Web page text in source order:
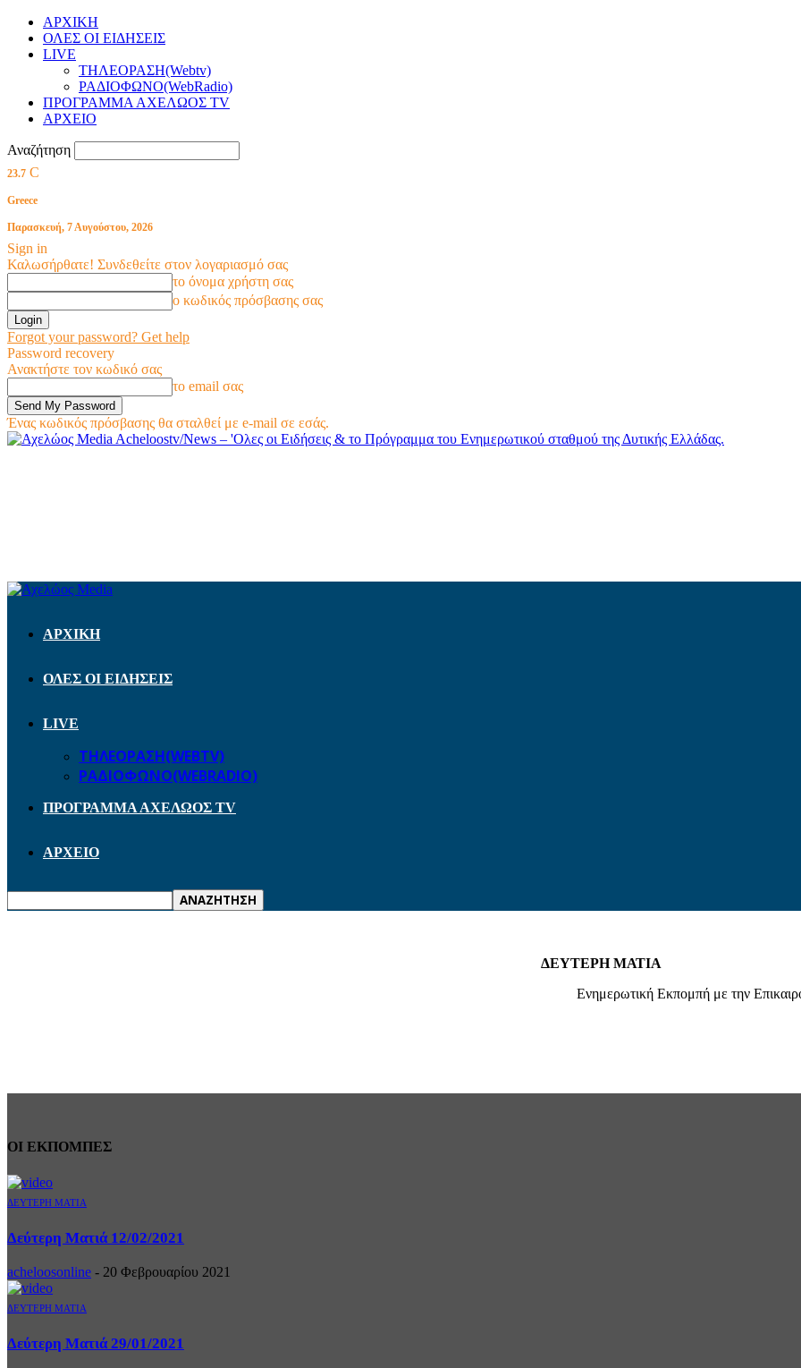
ΑΡΧΙΚΗ
ΟΛΕΣ ΟΙ ΕΙΔΗΣΕΙΣ
LIVE
ΤΗΛΕΟΡΑΣΗ(Webtv)
ΡΑΔΙΟΦΩΝΟ(WebRadio)
ΠΡΟΓΡΑΜΜΑ ΑΧΕΛΩΟΣ TV
ΑΡΧΕΙΟ
Αναζήτηση
23.7 C
Greece
Παρασκευή, 7 Αυγούστου, 2026
Sign in
Καλωσήρθατε! Συνδεθείτε στον λογαριασμό σας
το όνομα χρήστη σας
ο κωδικός πρόσβασης σας
Forgot your password? Get help
Password recovery
Ανακτήστε τον κωδικό σας
το email σας
Ένας κωδικός πρόσβασης θα σταλθεί με e-mail σε εσάς.
Acheloostv/News – 'Ολες οι Ειδήσεις & το Πρόγραμμα του Ενημερωτικού σταθμού της Δυτικής Ελλάδας.
ΑΡΧΙΚΗ
ΟΛΕΣ ΟΙ ΕΙΔΗΣΕΙΣ
LIVE
ΤΗΛΕΟΡΑΣΗ(WEBTV)
ΡΑΔΙΟΦΩΝΟ(WEBRADIO)
ΠΡΟΓΡΑΜΜΑ ΑΧΕΛΩΟΣ TV
ΑΡΧΕΙΟ
ΔΕΥΤΕΡΗ ΜΑΤΙΑ
Ενημερωτική Εκπομπή με την
ΟΙ ΕΚΠΟΜΠΕΣ
ΔΕΥΤΕΡΗ ΜΑΤΙΑ
Δεύτερη Ματιά 12/02/2021
acheloosonline - 20 Φεβρουαρίου 2021
ΔΕΥΤΕΡΗ ΜΑΤΙΑ
Δεύτερη Ματιά 29/01/2021